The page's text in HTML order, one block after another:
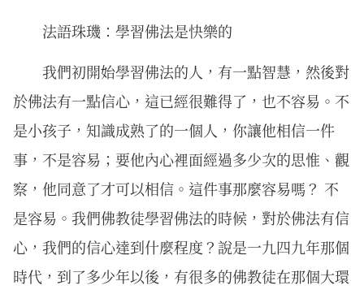
法語珠璣：學習佛法是快樂的
我們初開始學習佛法的人，有一點智慧，然後對
於佛法有一點信心，這已經很難得了，也不容易。不
是小孩子，知識成熟了的一個人，你讓他相信一件
事，不是容易；要他內心裡面經過多少次的思惟、觀
察，他同意了才可以相信。這件事那麼容易嗎？ 不
是容易。我們佛教徒學習佛法的時候，對於佛法有信
心，我們的信心達到什麼程度？說是一九四九年那個
時代，到了多少年以後，有很多的佛教徒在那個大環